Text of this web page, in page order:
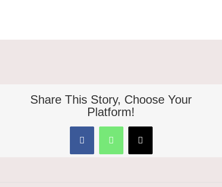
Share This Story, Choose Your
Platform!
FacebookWhatsApp
E-
Mail